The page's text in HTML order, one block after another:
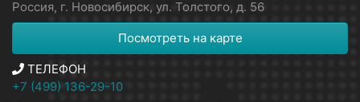
Россия, г. Новосибирск, ул. Толстого, д. 56
Посмотреть на карте
ТЕЛЕФОН
+7 (499) 136-29-10